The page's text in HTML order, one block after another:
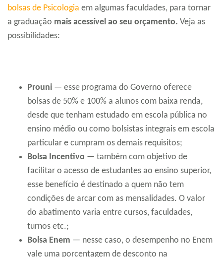
bolsas de Psicologia em algumas faculdades, para tornar
a graduação mais acessível ao seu orçamento. Veja as
possibilidades:
Prouni — esse programa do Governo oferece
bolsas de 50% e 100% a alunos com baixa renda,
desde que tenham estudado em escola pública no
ensino médio ou como bolsistas integrais em escola
particular e cumpram os demais requisitos;
Bolsa Incentivo — também com objetivo de
facilitar o acesso de estudantes ao ensino superior,
esse benefício é destinado a quem não tem
condições de arcar com as mensalidades. O valor
do abatimento varia entre cursos, faculdades,
turnos etc.;
Bolsa Enem — nesse caso, o desempenho no Enem
vale uma porcentagem de desconto na